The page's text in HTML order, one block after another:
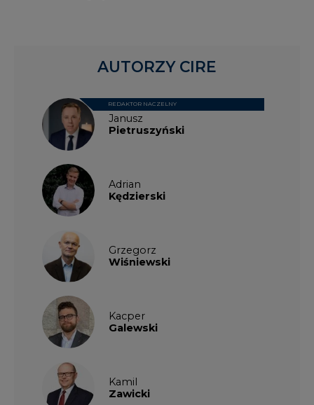
Janusz
Pietruszyński
REDAKTOR NACZELNY
Adrian
Kędzierski
Grzegorz
Wiśniewski
Kacper
Galewski
Kamil
Zawicki
AUTORZY CIRE